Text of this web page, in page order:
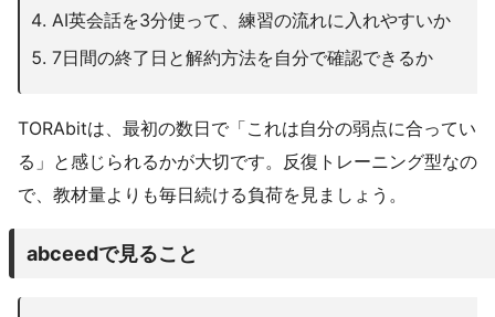
AI英会話を3分使って、練習の流れに入れやすいか
7日間の終了日と解約方法を自分で確認できるか
TORAbitは、最初の数日で「これは自分の弱点に合ってい
る」と感じられるかが大切です。反復トレーニング型なの
で、教材量よりも毎日続ける負荷を見ましょう。
abceedで見ること